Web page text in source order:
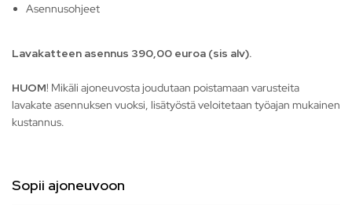
Asennusohjeet
Lavakatteen asennus 390,00 euroa (sis alv).
HUOM! Mikäli ajoneuvosta joudutaan poistamaan varusteita
lavakate asennuksen vuoksi, lisätyöstä veloitetaan työajan mukainen
kustannus.
Sopii ajoneuvoon